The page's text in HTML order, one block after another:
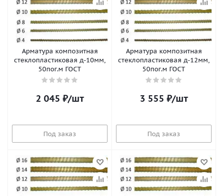
Арматура композитная
стеклопластиковая д-10мм,
50пог.м ГОСТ
2 045 ₽/шт
Под заказ
Арматура композитная
стеклопластиковая д-12мм,
50пог.м ГОСТ
3 555 ₽/шт
Под заказ